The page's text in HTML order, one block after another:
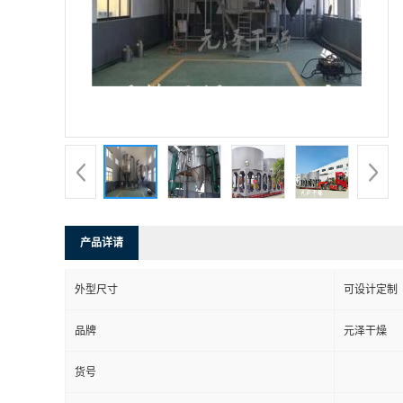
产品详请
外型尺寸 可设计定制
品牌 元泽干燥
货号